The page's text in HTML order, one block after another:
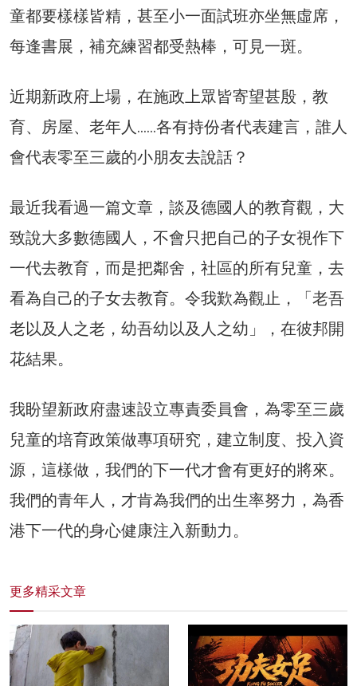
童都要樣樣皆精，甚至小一面試班亦坐無虛席，
每逢書展，補充練習都受熱棒，可見一斑。
近期新政府上場，在施政上眾皆寄望甚殷，教
育、房屋、老年人……各有持份者代表建言，誰人
會代表零至三歲的小朋友去說話？
最近我看過一篇文章，談及德國人的教育觀，大
致說大多數德國人，不會只把自己的子女視作下
一代去教育，而是把鄰舍，社區的所有兒童，去
看為自己的子女去教育。令我歎為觀止，「老吾
老以及人之老，幼吾幼以及人之幼」，在彼邦開
花結果。
我盼望新政府盡速設立專責委員會，為零至三歲
兒童的培育政策做專項研究，建立制度、投入資
源，這樣做，我們的下一代才會有更好的將來。
我們的青年人，才肯為我們的出生率努力，為香
港下一代的身心健康注入新動力。
更多精采文章